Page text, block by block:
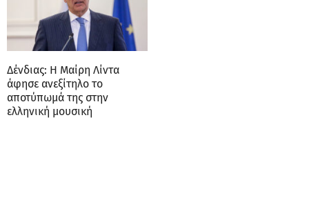
Δένδιας: Η Μαίρη Λίντα
άφησε ανεξίτηλο το
αποτύπωμά της στην
ελληνική μουσική